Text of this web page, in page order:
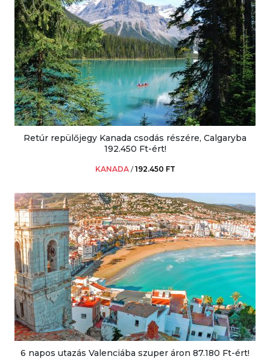
Retúr repülőjegy Kanada csodás részére, Calgaryba
192.450 Ft-ért!
KANADA /192.450 FT
6 napos utazás Valenciába szuper áron 87.180 Ft-ért!